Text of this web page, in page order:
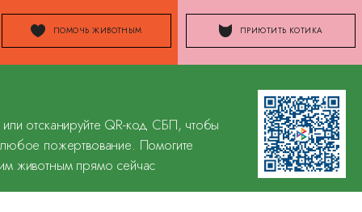
ПОМОЧЬ ЖИВОТНЫМ ПРИЮТИТЬ КОТИКА
отсканируйте QR-код СБП, чтобы
пожертвование. Помогите
животным прямо сейчас